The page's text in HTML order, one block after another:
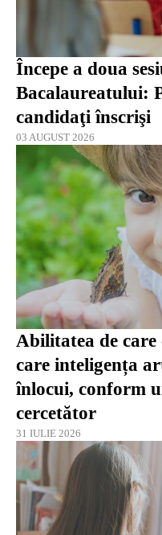
Începe a doua
Bacalaureatului:
candidaţi înscrişi
03 AUGUST 2026
Abilitatea de care
care inteligența
înlocui, conform
cercetător
31 IULIE 2026